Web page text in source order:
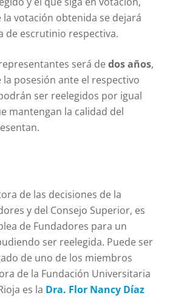
la votación obtenida se dejará
de escrutinio respectiva.
será dedos años,
posesión ante el respectivo
ser reelegidos por igual
mantengan la calidad del
de las decisiones de la
y del Consejo Superior, es
de Fundadores para un
ser reelegida. Puede ser
de uno de los miembros
de la Fundación Universitaria
es la Dra. Flor Nancy Díaz